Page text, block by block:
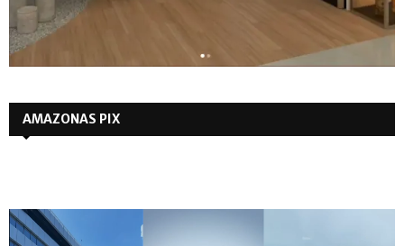
AMAZONAS PIX